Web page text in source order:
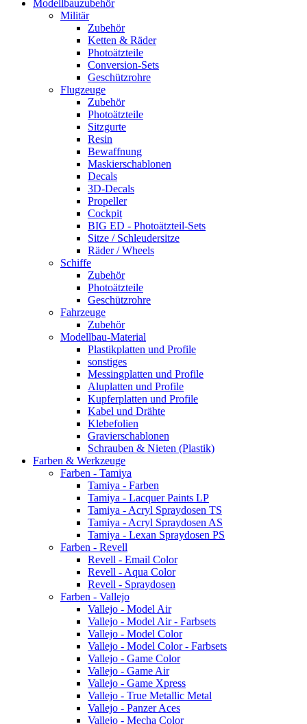
Modellbauzubehör
Militär
Zubehör
Ketten & Räder
Photoätzteile
Conversion-Sets
Geschützrohre
Flugzeuge
Zubehör
Photoätzteile
Sitzgurte
Resin
Bewaffnung
Maskierschablonen
Decals
3D-Decals
Propeller
Cockpit
BIG ED - Photoätzteil-Sets
Sitze / Schleudersitze
Räder / Wheels
Schiffe
Zubehör
Photoätzteile
Geschützrohre
Fahrzeuge
Zubehör
Modellbau-Material
Plastikplatten und Profile
sonstiges
Messingplatten und Profile
Aluplatten und Profile
Kupferplatten und Profile
Kabel und Drähte
Klebefolien
Gravierschablonen
Schrauben & Nieten (Plastik)
Farben & Werkzeuge
Farben - Tamiya
Tamiya - Farben
Tamiya - Lacquer Paints LP
Tamiya - Acryl Spraydosen TS
Tamiya - Acryl Spraydosen AS
Tamiya - Lexan Spraydosen PS
Farben - Revell
Revell - Email Color
Revell - Aqua Color
Revell - Spraydosen
Farben - Vallejo
Vallejo - Model Air
Vallejo - Model Air - Farbsets
Vallejo - Model Color
Vallejo - Model Color - Farbsets
Vallejo - Game Color
Vallejo - Game Air
Vallejo - Game Xpress
Vallejo - True Metallic Metal
Vallejo - Panzer Aces
Vallejo - Mecha Color